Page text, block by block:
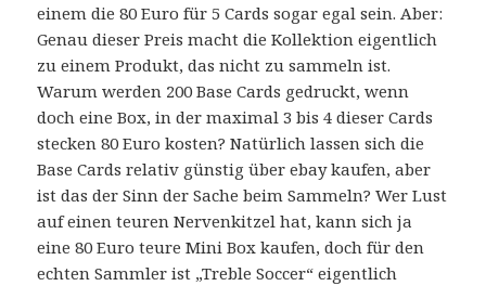
einem die 80 Euro für 5 Cards sogar egal sein. Aber:
Genau dieser Preis macht die Kollektion eigentlich
zu einem Produkt, das nicht zu sammeln ist.
Warum werden 200 Base Cards gedruckt, wenn
doch eine Box, in der maximal 3 bis 4 dieser Cards
stecken 80 Euro kosten? Natürlich lassen sich die
Base Cards relativ günstig über ebay kaufen, aber
ist das der Sinn der Sache beim Sammeln? Wer Lust
auf einen teuren Nervenkitzel hat, kann sich ja
eine 80 Euro teure Mini Box kaufen, doch für den
echten Sammler ist „Treble Soccer“ eigentlich